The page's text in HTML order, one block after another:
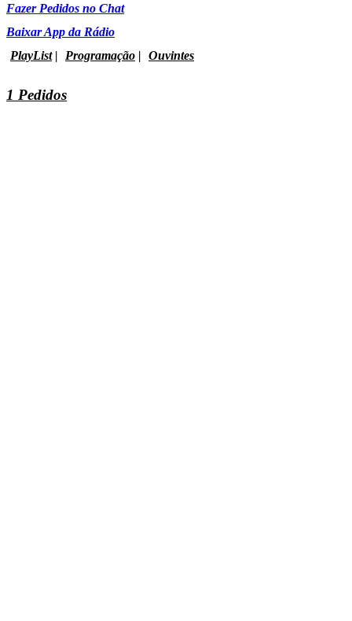
Fazer Pedidos no Chat
Baixar App da Rádio
PlayList| Programação | Ouvintes
1 Pedidos